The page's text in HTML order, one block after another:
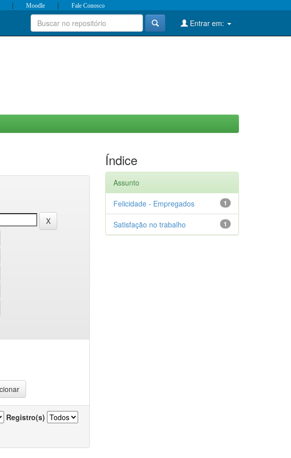
| Moodle | Fale Conosco
Entrar em:
Registro(s)
Índice
Assunto
1
Felicidade - Empregados
1
Satisfação no trabalho